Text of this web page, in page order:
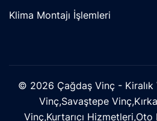
Klima Montajı İşlemleri
© 2026 Çağdaş Vinç - Kiralık
Vinç,Savaştepe
Vinç,Kurtarıcı